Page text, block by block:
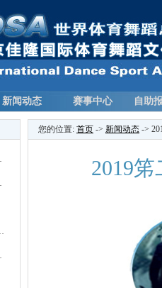
新闻动态 赛事中心 自助
您的位置: 首页 -> 新闻动态 ->
2019